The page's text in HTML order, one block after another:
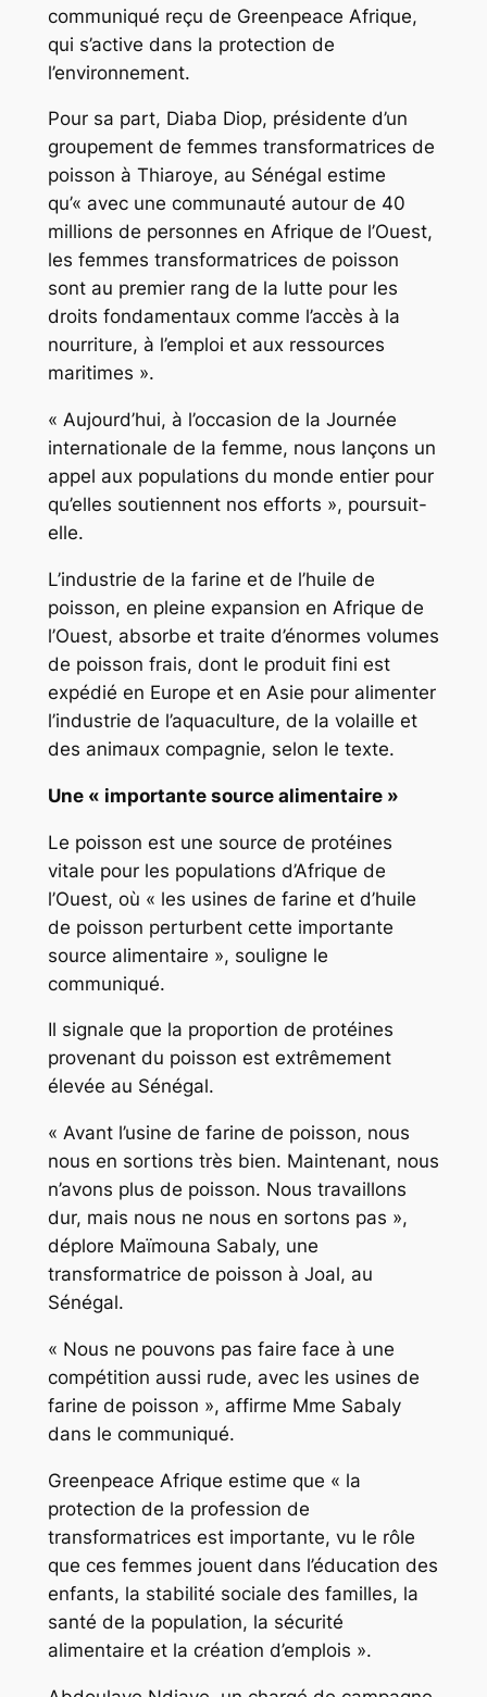
communiqué reçu de Greenpeace Afrique,
qui s’active dans la protection de
l’environnement.
Pour sa part, Diaba Diop, présidente d’un
groupement de femmes transformatrices de
poisson à Thiaroye, au Sénégal estime
qu’« avec une communauté autour de 40
millions de personnes en Afrique de l’Ouest,
les femmes transformatrices de poisson
sont au premier rang de la lutte pour les
droits fondamentaux comme l’accès à la
nourriture, à l’emploi et aux ressources
maritimes ».
« Aujourd’hui, à l’occasion de la Journée
internationale de la femme, nous lançons un
appel aux populations du monde entier pour
qu’elles soutiennent nos efforts », poursuit-
elle.
L’industrie de la farine et de l’huile de
poisson, en pleine expansion en Afrique de
l’Ouest, absorbe et traite d’énormes volumes
de poisson frais, dont le produit fini est
expédié en Europe et en Asie pour alimenter
l’industrie de l’aquaculture, de la volaille et
des animaux compagnie, selon le texte.
Une « importante source alimentaire »
Le poisson est une source de protéines
vitale pour les populations d’Afrique de
l’Ouest, où « les usines de farine et d’huile
de poisson perturbent cette importante
source alimentaire », souligne le
communiqué.
Il signale que la proportion de protéines
provenant du poisson est extrêmement
élevée au Sénégal.
« Avant l’usine de farine de poisson, nous
nous en sortions très bien. Maintenant, nous
n’avons plus de poisson. Nous travaillons
dur, mais nous ne nous en sortons pas »,
déplore Maïmouna Sabaly, une
transformatrice de poisson à Joal, au
Sénégal.
« Nous ne pouvons pas faire face à une
compétition aussi rude, avec les usines de
farine de poisson », affirme Mme Sabaly
dans le communiqué.
Greenpeace Afrique estime que « la
protection de la profession de
transformatrices est importante, vu le rôle
que ces femmes jouent dans l’éducation des
enfants, la stabilité sociale des familles, la
santé de la population, la sécurité
alimentaire et la création d’emplois ».